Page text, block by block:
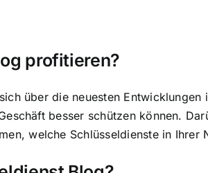
profitieren?
über die neuesten
besser schützen können.
welche Schlüsseldienste in